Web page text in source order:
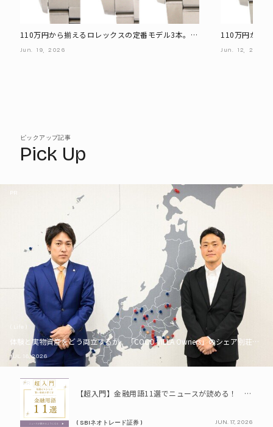
110万円から揃えるロレックスの定番モデル3本。エ
クスプローラーI、デイトジャスト、GMTマスターII
Jun. 19, 2026
110万円から
チュアル、シ
Jun. 12, 2026
ピックアップ記事
Pick Up
PR
体験と実物資産をどう両立するか。「COCO VILLA Owners」のシェア別荘とい
JUL. 16, 2026
PR
【超入門】金融用語11選でニュースが読める！ 知識ゼロからの賢い資産の育て方
( SBIネオトレード証券 ) JUN. 17, 2026